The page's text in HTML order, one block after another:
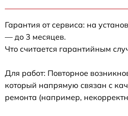
Гарантия от сервиса: на
— до 3 месяцев.
Что считается гарантийным
Для работ: Повторное
который напрямую связан с
ремонта (например,